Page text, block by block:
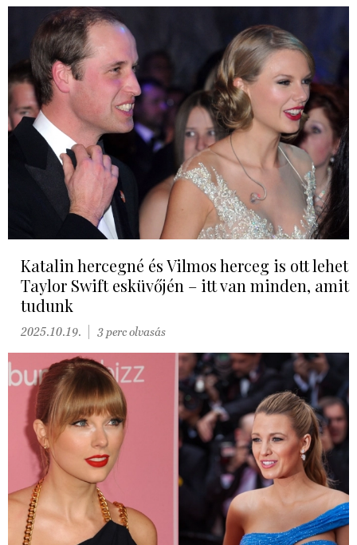
Katalin hercegné és Vilmos herceg is ott lehet
Taylor Swift esküvőjén – itt van minden, amit
tudunk
2025.10.19. 3 perc olvasás